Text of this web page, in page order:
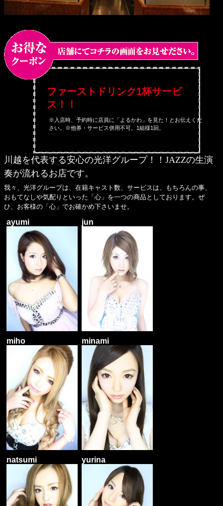
ファーストドリンク1杯サービ
ス！！
※入店時、予約時に店員に「よるかわ」を見た！とお伝えくだ
さい。※他券・サービス併用不可。1組様1回。
川越を代表する安心の光洋グループ！！JAZZの生演
奏が流れるお店です。
我々、光洋グループは、在籍キャスト数、サービスは、もちろんの事、
おもてなしや気配りといった「心」を一つの商品としております。ぜ
ひ、お客様の「心」でお確かめ下さいませ。
ayumi jun
miho minami
natsumi yurina